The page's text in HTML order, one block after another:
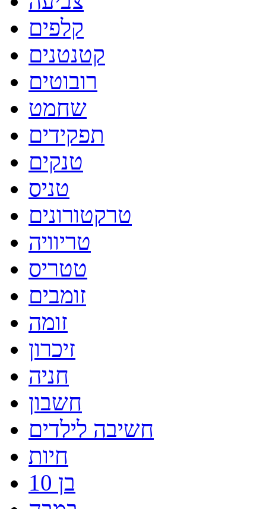
קלפים
קטנטנים
רובוטים
שחמט
תפקידים
טנקים
טניס
טרקטורונים
טריוויה
טטריס
זומבים
זומה
זיכרון
חניה
חשבון
חשיבה לילדים
חיות
בן 10